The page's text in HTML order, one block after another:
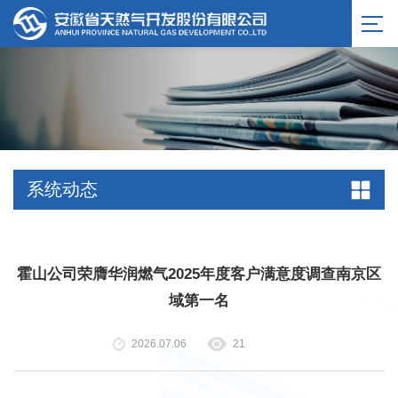
系统动态
霍山公司荣膺华润燃气2025年度客户满意度调查南京区
域第一名
2026.07.06 21